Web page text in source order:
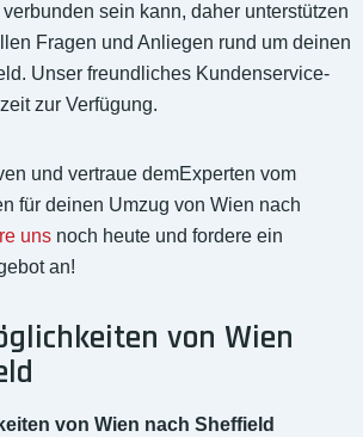
sein kann, daher unterstützen
Fragen und Anliegen rund um deinen
Unser freundliches Kundenservice-
zur Verfügung.
und vertraue demExperten vom
für deinen Umzug von Wien nach
uns noch heute und fordere ein
an!
von Wien
von Wien nach Sheffield